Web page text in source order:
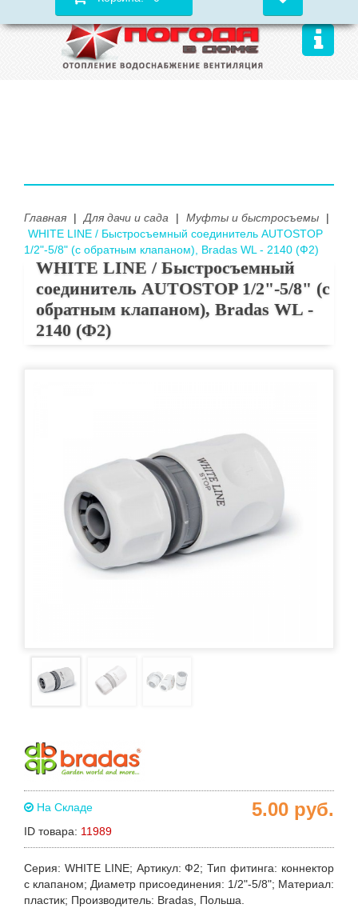
Главная | Для дачи и сада | Муфты и быстросъемы
|
WHITE LINE / Быстросъемный соединитель AUTOSTOP
1/2"-5/8" (с обратным клапаном), Bradas WL - 2140 (Ф2)
WHITE LINE / Быстросъемный
соединитель AUTOSTOP 1/2"-5/8" (с
обратным клапаном), Bradas WL -
2140 (Ф2)
На Складе
ID товара: 11989
5.00 руб.
Серия: WHITE LINE; Артикул: Ф2;Тип фитинга: коннектор
с клапаном; Диаметр присоединения: 1/2"-5/8"; Материал:
пластик; Производитель: Bradas, Польша.